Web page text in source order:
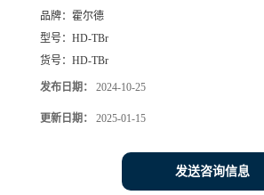
品牌： 霍尔德
型号： HD-TBr
货号： HD-TBr
发布日期： 2024-10-25
更新日期： 2025-01-15
发送咨询信息